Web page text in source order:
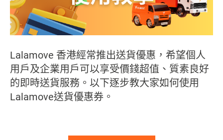
Lalamove 香港經常推出送貨優惠，希望個人
用戶及企業用戶可以享受價錢超值、質素良好
的即時送貨服務。以下逐步教大家如何使用
Lalamove送貨優惠券。